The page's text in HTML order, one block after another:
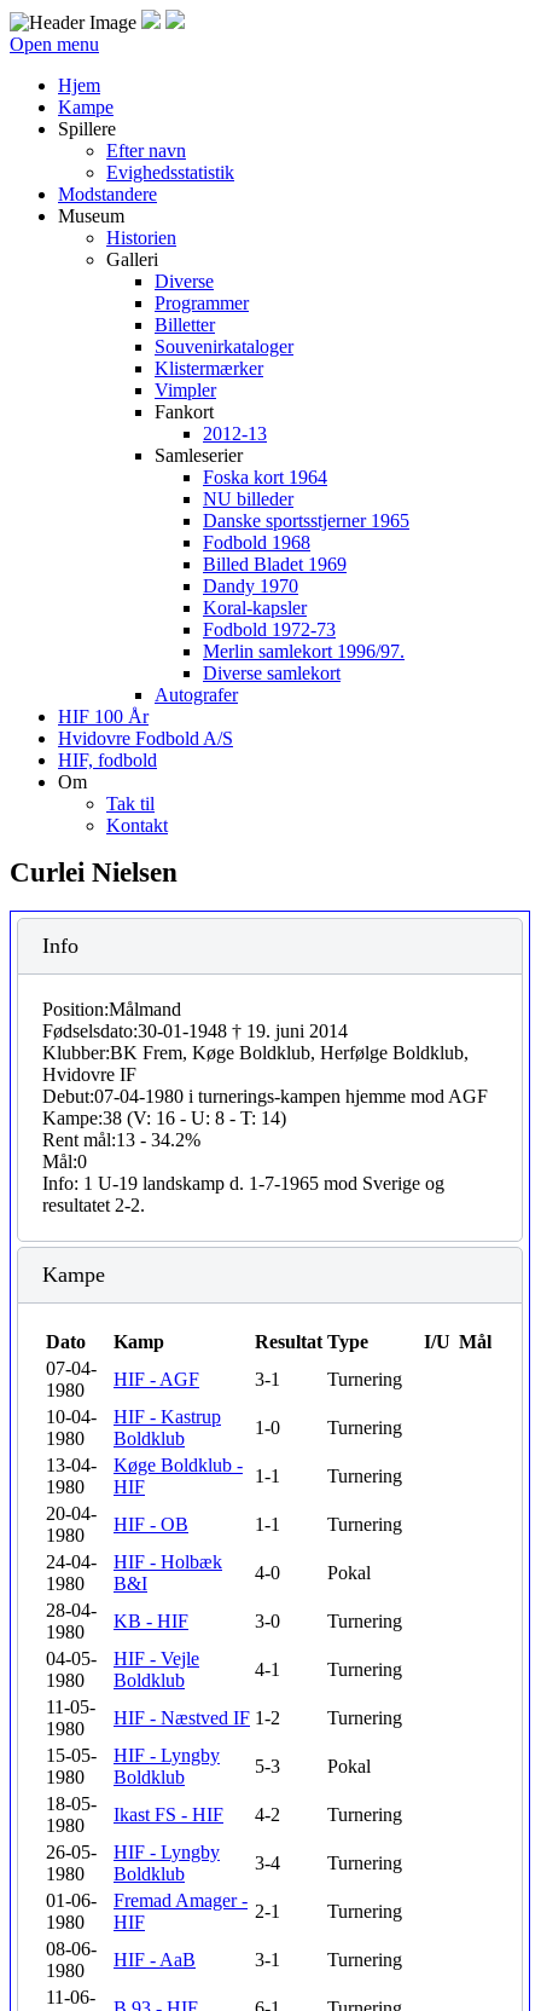
Open menu
Hjem
Kampe
Spillere
Efter navn
Evighedsstatistik
Modstandere
Museum
Historien
Galleri
Diverse
Programmer
Billetter
Souvenirkataloger
Klistermærker
Vimpler
Fankort
2012-13
Samleserier
Foska kort 1964
NU billeder
Danske sportsstjerner 1965
Fodbold 1968
Billed Bladet 1969
Dandy 1970
Koral-kapsler
Fodbold 1972-73
Merlin samlekort 1996/97.
Diverse samlekort
Autografer
HIF 100 År
Hvidovre Fodbold A/S
HIF, fodbold
Om
Tak til
Kontakt
Curlei Nielsen
Info
Position:Målmand
Fødselsdato:30-01-1948 † 19. juni 2014
Klubber:BK Frem, Køge Boldklub, Herfølge Boldklub,
Hvidovre IF
Debut:07-04-1980 i turnerings-kampen hjemme mod AGF
Kampe:38 (V: 16 - U: 8 - T: 14)
Rent mål:13 - 34.2%
Mål:0
Info: 1 U-19 landskamp d. 1-7-1965 mod Sverige og
resultatet 2-2.
Kampe
Dato Kamp Resultat Type I/U Mål
07-04-
1980
HIF - AGF 3-1
Turnering
10-04-
1980
HIF - Kastrup
Boldklub
1-0
Turnering
13-04-
1980
Køge Boldklub -
HIF
1-1
Turnering
20-04-
1980
HIF - OB 1-1
Turnering
24-04-
1980
HIF - Holbæk
B&I
4-0
Pokal
28-04-
1980
KB - HIF 3-0
Turnering
04-05-
1980
HIF - Vejle
Boldklub
4-1
Turnering
11-05-
1980
HIF - Næstved IF 1-2
Turnering
15-05-
1980
HIF - Lyngby
Boldklub
5-3
Pokal
18-05-
1980
Ikast FS - HIF 4-2
Turnering
26-05-
1980
HIF - Lyngby
Boldklub
3-4
Turnering
01-06-
1980
Fremad Amager -
HIF
2-1
Turnering
08-06-
1980
HIF - AaB 3-1
Turnering
11-06-